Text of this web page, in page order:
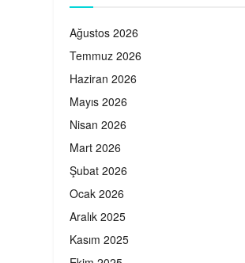
Ağustos 2026
Temmuz 2026
Haziran 2026
Mayıs 2026
Nisan 2026
Mart 2026
Şubat 2026
Ocak 2026
Aralık 2025
Kasım 2025